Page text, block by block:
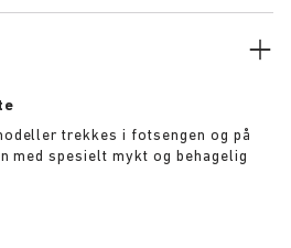
trekkes i fotsengen og på
med spesielt mykt og behagelig